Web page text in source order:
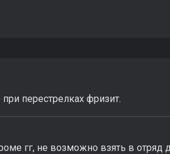
перестрелках фризит.
гг, не возможно взять в отряд